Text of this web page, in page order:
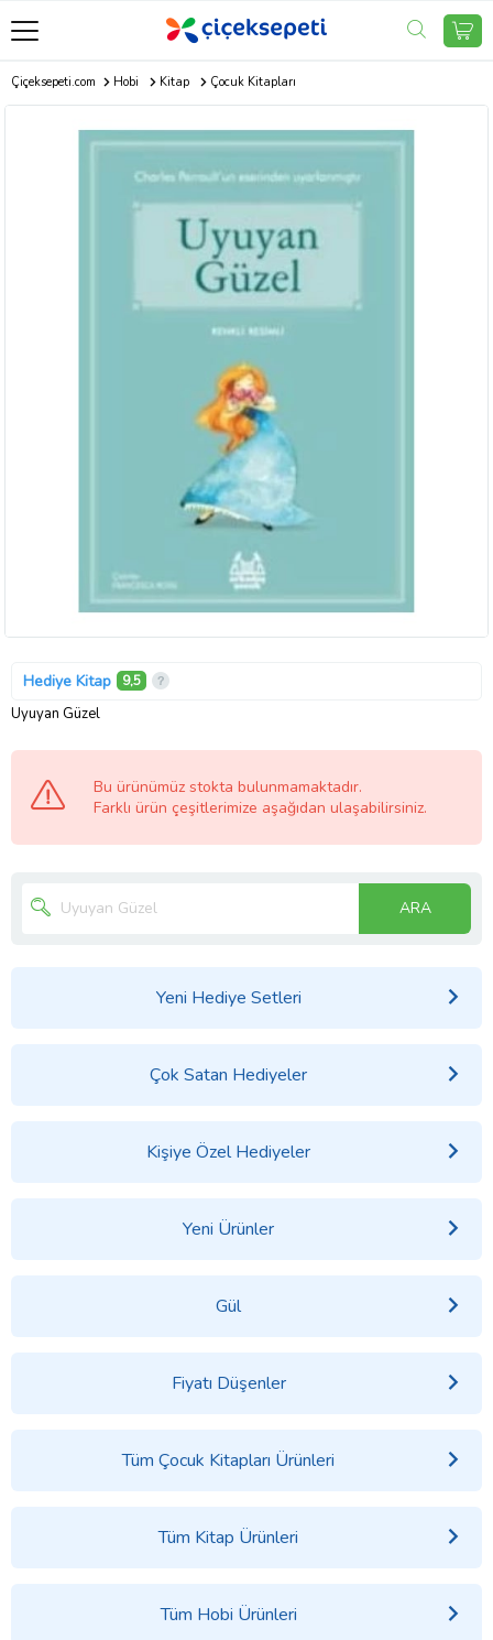
Çiçeksepeti.com Hobi Kitap Çocuk Kitapları
Hediye Kitap 9,5
Uyuyan Güzel
Bu ürünümüz stokta bulunmamaktadır.
Farklı ürün çeşitlerimize aşağıdan ulaşabilirsiniz.
ARA
Yeni Hediye Setleri
Çok Satan Hediyeler
Kişiye Özel Hediyeler
Yeni Ürünler
Gül
Fiyatı Düşenler
Tüm Çocuk Kitapları Ürünleri
Tüm Kitap Ürünleri
Tüm Hobi Ürünleri